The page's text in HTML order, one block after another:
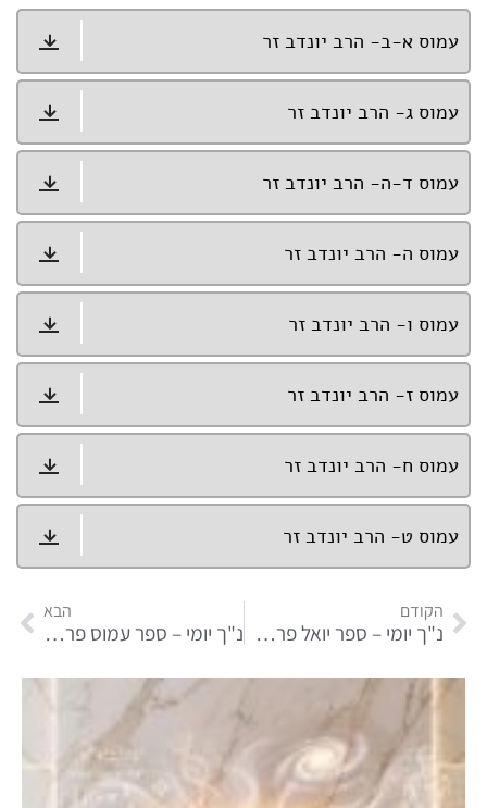
עמוס א-ב- הרב יונדב זר
עמוס ג- הרב יונדב זר
עמוס ד-ה- הרב יונדב זר
עמוס ה- הרב יונדב זר
עמוס ו- הרב יונדב זר
עמוס ז- הרב יונדב זר
עמוס ח- הרב יונדב זר
עמוס ט- הרב יונדב זר
הקודם
נ"ך יומי – ספר יואל פרקים ג – ד
הבא
נ"ך יומי – ספר עמוס פרקים א – ב